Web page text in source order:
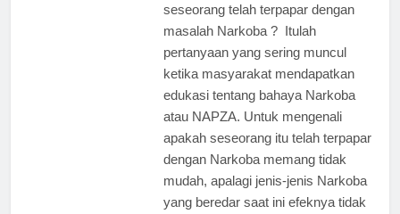
seseorang telah terpapar dengan
masalah Narkoba ? Itulah
pertanyaan yang sering muncul
ketika masyarakat mendapatkan
edukasi tentang bahaya Narkoba
atau NAPZA. Untuk mengenali
apakah seseorang itu telah terpapar
dengan Narkoba memang tidak
mudah, apalagi jenis-jenis Narkoba
yang beredar saat ini efeknya tidak